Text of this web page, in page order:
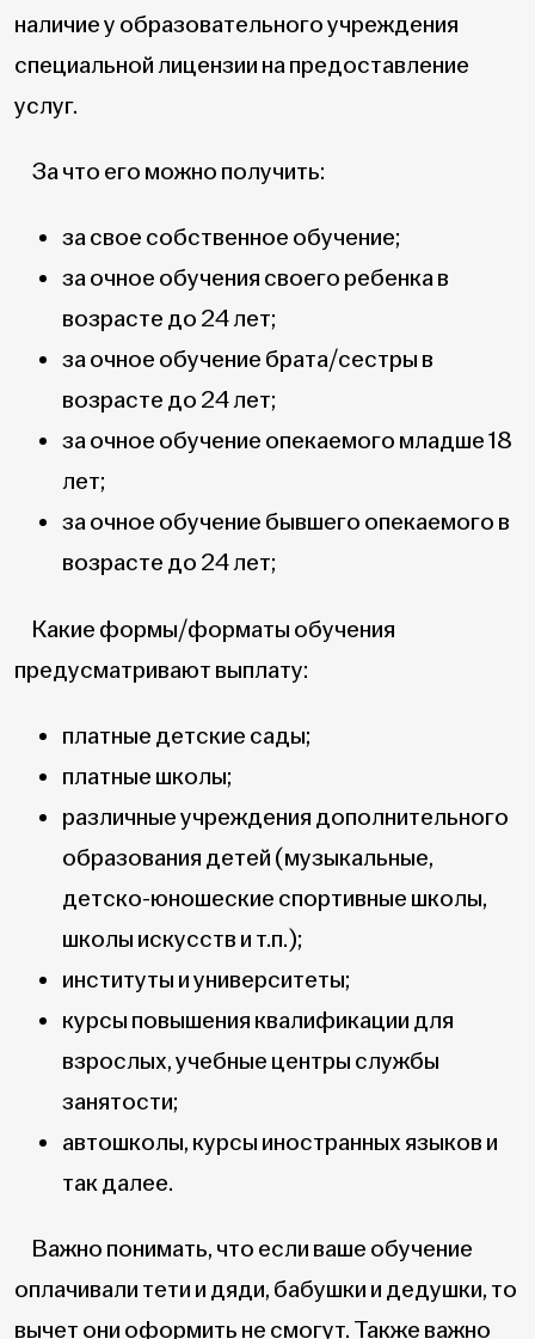
наличие у образовательного учреждения
специальной лицензии на предоставление
услуг.
За что его можно получить:
за свое собственное обучение;
за очное обучения своего ребенка в
возрасте до 24 лет;
за очное обучение брата/сестры в
возрасте до 24 лет;
за очное обучение опекаемого младше 18
лет;
за очное обучение бывшего опекаемого в
возрасте до 24 лет;
Какие формы/форматы обучения
предусматривают выплату:
платные детские сады;
платные школы;
различные учреждения дополнительного
образования детей (музыкальные,
детско-юношеские спортивные школы,
школы искусств и т.п.);
институты и университеты;
курсы повышения квалификации для
взрослых, учебные центры службы
занятости;
автошколы, курсы иностранных языков и
так далее.
Важно понимать, что если ваше обучение
оплачивали тети и дяди, бабушки и дедушки, то
вычет они оформить не смогут. Также важно